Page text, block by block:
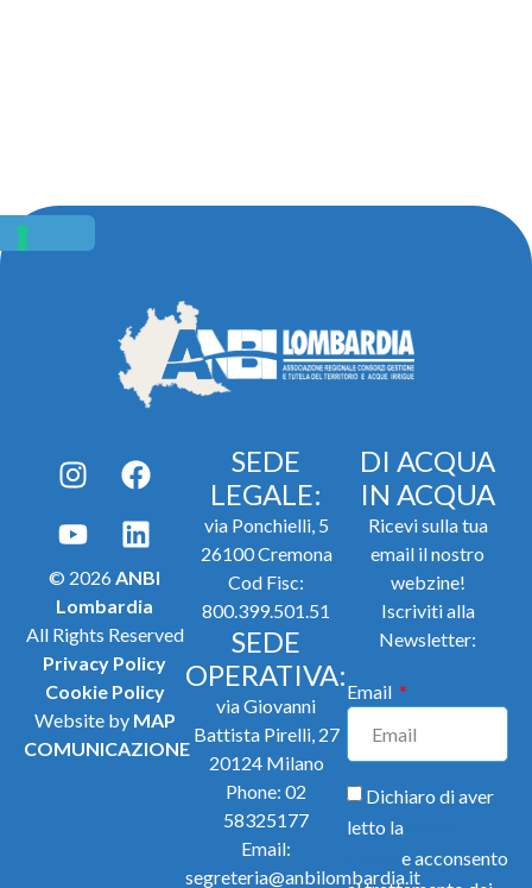
© 2026ANBI
Lombardia
All Rights Reserved
Privacy Policy
Cookie Policy
Website by MAP
COMUNICAZIONE
SEDE
LEGALE:
via Ponchielli, 5
26100 Cremona
Cod Fisc:
800.399.501.51
SEDE
OPERATIVA:
via Giovanni
Battista Pirelli, 27
20124 Milano
Phone: 02
58325177
Email:
segreteria@anbilombardia.it
DI ACQUA
IN ACQUA
Ricevi sulla tua
email il nostro
webzine!
Iscriviti alla
Newsletter:
Email
Dichiaro di aver
letto la
e acconsento